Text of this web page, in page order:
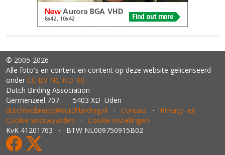
© 2005-2026
Alle foto's en content en content op deze website gelicenseerd
onder CC BY‑NC‑ND 4.0
Dutch Birding Association
Germenzeel 707 · 5403 XD Uden
dutchbirdalerts@dutchbirding.nl · Contact · Privacy- en
Cookie-voorwaarden · Cookie-instellingen
KvK 41201763 · BTW NL009750915B02